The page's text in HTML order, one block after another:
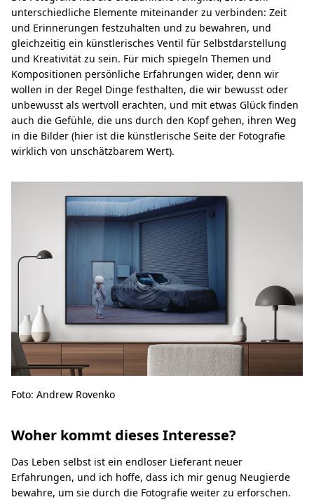
unterschiedliche Elemente miteinander zu verbinden: Zeit
und Erinnerungen festzuhalten und zu bewahren, und
gleichzeitig ein künstlerisches Ventil für Selbstdarstellung
und Kreativität zu sein. Für mich spiegeln Themen und
Kompositionen persönliche Erfahrungen wider, denn wir
wollen in der Regel Dinge festhalten, die wir bewusst oder
unbewusst als wertvoll erachten, und mit etwas Glück finden
auch die Gefühle, die uns durch den Kopf gehen, ihren Weg
in die Bilder (hier ist die künstlerische Seite der Fotografie
wirklich von unschätzbarem Wert).
Foto: Andrew Rovenko
Woher kommt dieses Interesse?
Das Leben selbst ist ein endloser Lieferant neuer
Erfahrungen, und ich hoffe, dass ich mir genug Neugierde
bewahre, um sie durch die Fotografie weiter zu erforschen.